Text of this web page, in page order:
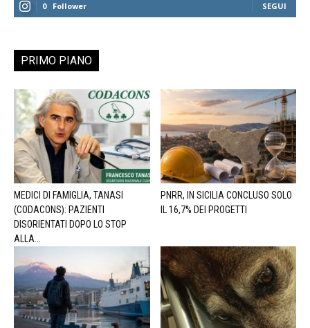
0 Follower SEGUI
PRIMO PIANO
MEDICI DI FAMIGLIA, TANASI
(CODACONS): PAZIENTI
DISORIENTATI DOPO LO STOP
ALLA...
PNRR, IN SICILIA CONCLUSO SOLO
IL 16,7% DEI PROGETTI